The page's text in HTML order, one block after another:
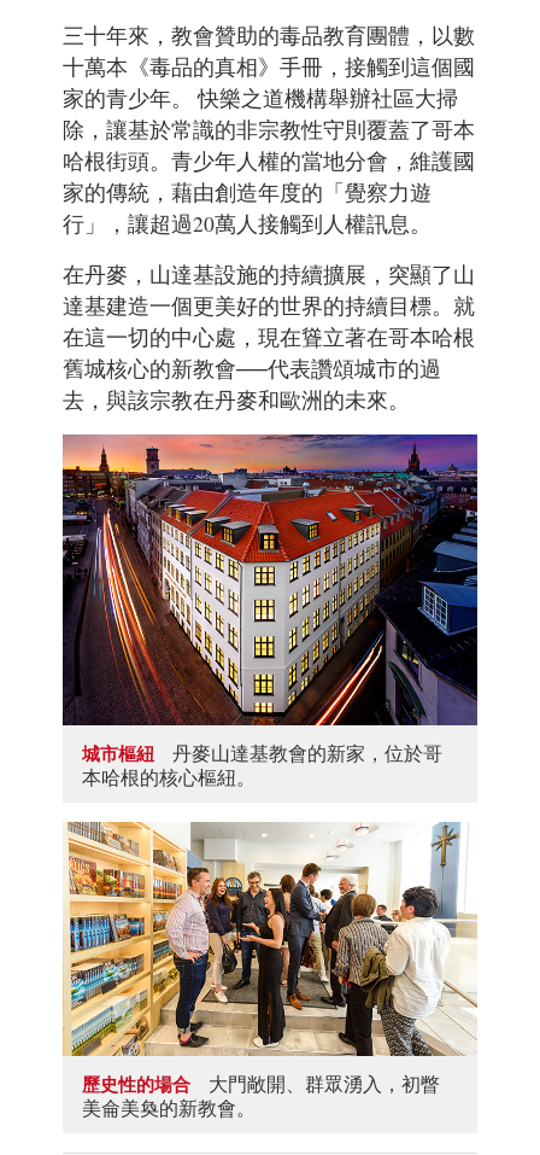
三十年來，教會贊助的毒品教育團體，以數
十萬本《毒品的真相》手冊，接觸到這個國
家的青少年。
快樂之道機構舉辦社區大掃
除，讓基於常識的非宗教性守則覆蓋了哥本
哈根街頭。青少年人權的當地分會，維護國
家的傳統，藉由創造年度的「覺察力遊
行」，讓超過20萬人接觸到人權訊息。
在丹麥，山達基設施的持續擴展，突顯了山
達基建造一個更美好的世界的持續目標。就
在這一切的中心處，現在聳立著在哥本哈根
舊城核心的新教會──代表讚頌城市的過
去，與該宗教在丹麥和歐洲的未來。
城市樞紐
丹麥山達基教會的新家，位於哥
本哈根的核心樞紐。
歷史性的場合
大門敞開、群眾湧入，初瞥
美侖美奐的新教會。